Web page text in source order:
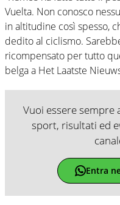
Vuelta. Non conosco
in altitudine così spesso,
dedito al ciclismo.
ricompensato per tutto
belga a Het Laatste
Vuoi essere sempre
sport, risultati ed
Entra